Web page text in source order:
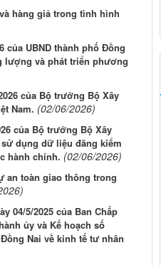
hàng giả trong tình hình
của UBND thành phố Đồng
lượng và phát triển phương
của Bộ trưởng Bộ Xây
Nam. (02/06/2026)
của Bộ trưởng Bộ Xây
dụng dữ liệu đăng kiểm
hành chính. (02/06/2026)
an toàn giao thông trong
04/5/2025 của Ban Chấp
ủy và Kế hoạch số
Nai về kinh tế tư nhân